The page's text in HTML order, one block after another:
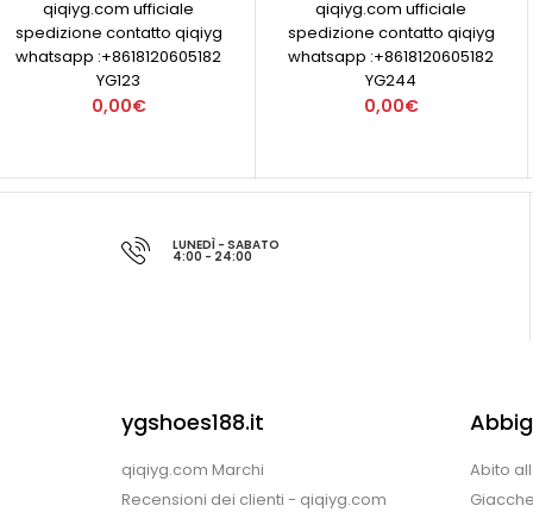
qiqiyg.com ufficiale
spedizione contatto qiqiyg
whatsapp :+8618120605182
YG123
0,00€
qiqiyg.com ufficiale
spedizione contatto qiqiyg
whatsapp :+8618120605182
YG244
0,00€
LUNEDÌ - SABATO
4:00 - 24:00
ygshoes188.it
qiqiyg.com Marchi
Recensioni dei clienti - qiqiyg.com
Abito